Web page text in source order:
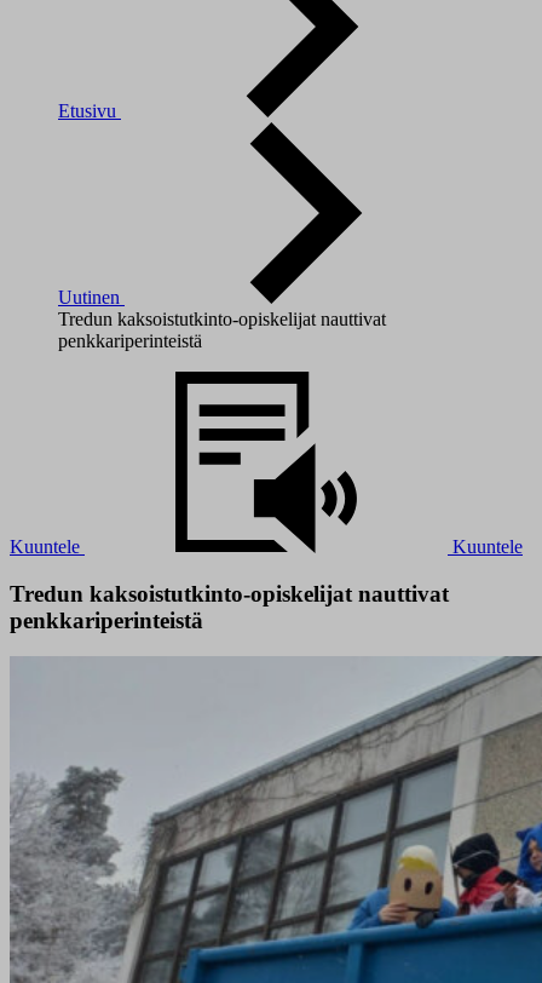
Etusivu
Uutinen
Tredun kaksoistutkinto-opiskelijat nauttivat
penkkariperinteistä
Kuuntele Kuuntele
Tredun kaksoistutkinto-opiskelijat nauttivat
penkkariperinteistä